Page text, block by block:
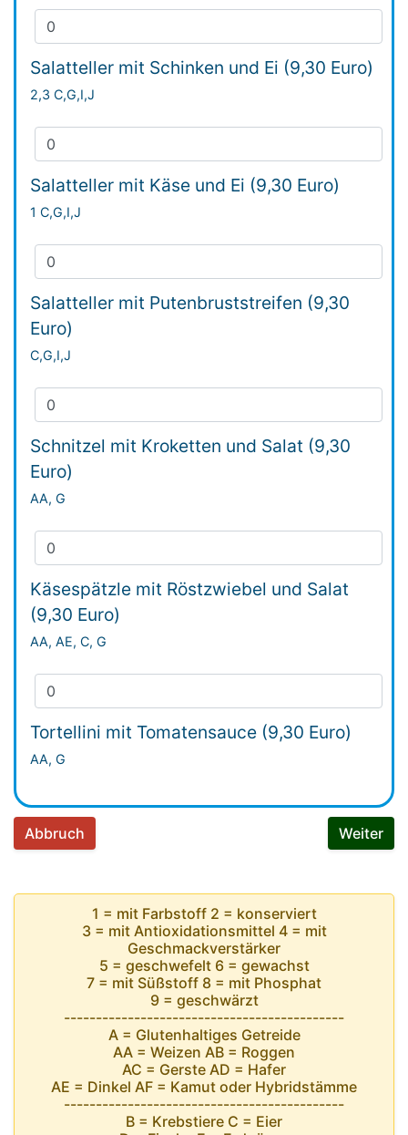
Salatteller mit Schinken und Ei (9,30 Euro)
2,3 C,G,I,J
Salatteller mit Käse und Ei (9,30 Euro)
1 C,G,I,J
Salatteller mit Putenbruststreifen (9,30
Euro)
C,G,I,J
Schnitzel mit Kroketten und Salat (9,30
Euro)
AA, G
Käsespätzle mit Röstzwiebel und Salat
(9,30 Euro)
AA, AE, C, G
Tortellini mit Tomatensauce (9,30 Euro)
AA, G
Abbruch Weiter
1 = mit Farbstoff 2 = konserviert
3 = mit Antioxidationsmittel 4 = mit
Geschmackverstärker
5 = geschwefelt 6 = gewachst
7 = mit Süßstoff 8 = mit Phosphat
9 = geschwärzt
--------------------------------------------
A = Glutenhaltiges Getreide
AA = Weizen AB = Roggen
AC = Gerste AD = Hafer
AE = Dinkel AF = Kamut oder Hybridstämme
--------------------------------------------
B = Krebstiere C = Eier